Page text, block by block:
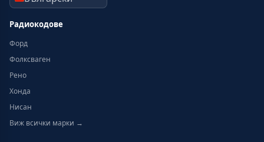
Радиокодове
Форд
Фолксваген
Рено
Хонда
Нисан
Виж всички марки →